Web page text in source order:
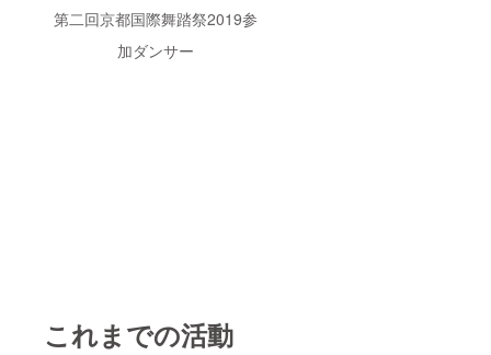
第二回京都国際舞踏祭2019参
加ダンサー
これまでの活動